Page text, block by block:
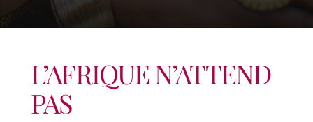
L’AFRIQUE N’ATTEND
PAS